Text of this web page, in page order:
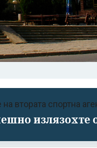
излязохте
втората спортна